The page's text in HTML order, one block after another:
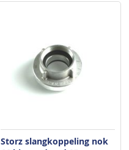
Storz slangkoppeling nok